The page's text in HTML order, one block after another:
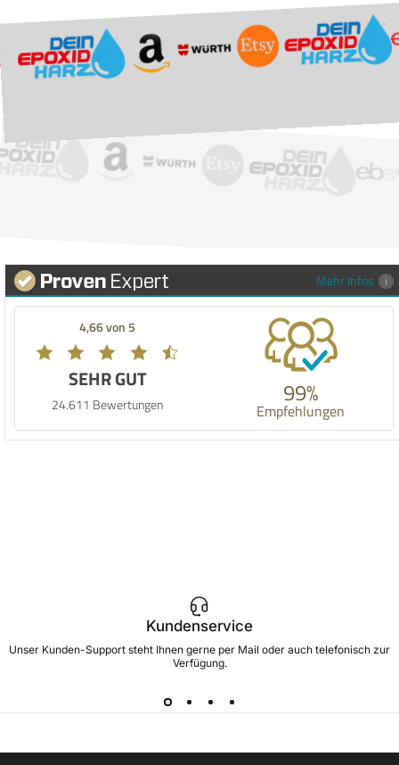
Mehr Infos
4,66 von 5
SEHR GUT
24.611 Bewertungen 99%
Empfehlungen
Kundenservice
Unser Kunden-Support steht Ihnen gerne per Mail oder auch telefonisch zur
Verfügung.